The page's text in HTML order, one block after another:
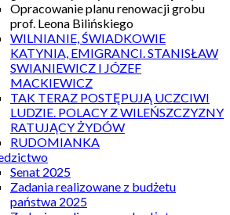
Opracowanie planu renowacji grobu
prof. Leona Bilińskiego
WILNIANIE, ŚWIADKOWIE
KATYNIA, EMIGRANCI. STANISŁAW
SWIANIEWICZ I JÓZEF
MACKIEWICZ
TAK TERAZ POSTĘPUJĄ UCZCIWI
LUDZIE. POLACY Z WILEŃSZCZYZNY
RATUJĄCY ŻYDÓW
RUDOMIANKA
Senat 2025
Zadania realizowane z budżetu
państwa 2025